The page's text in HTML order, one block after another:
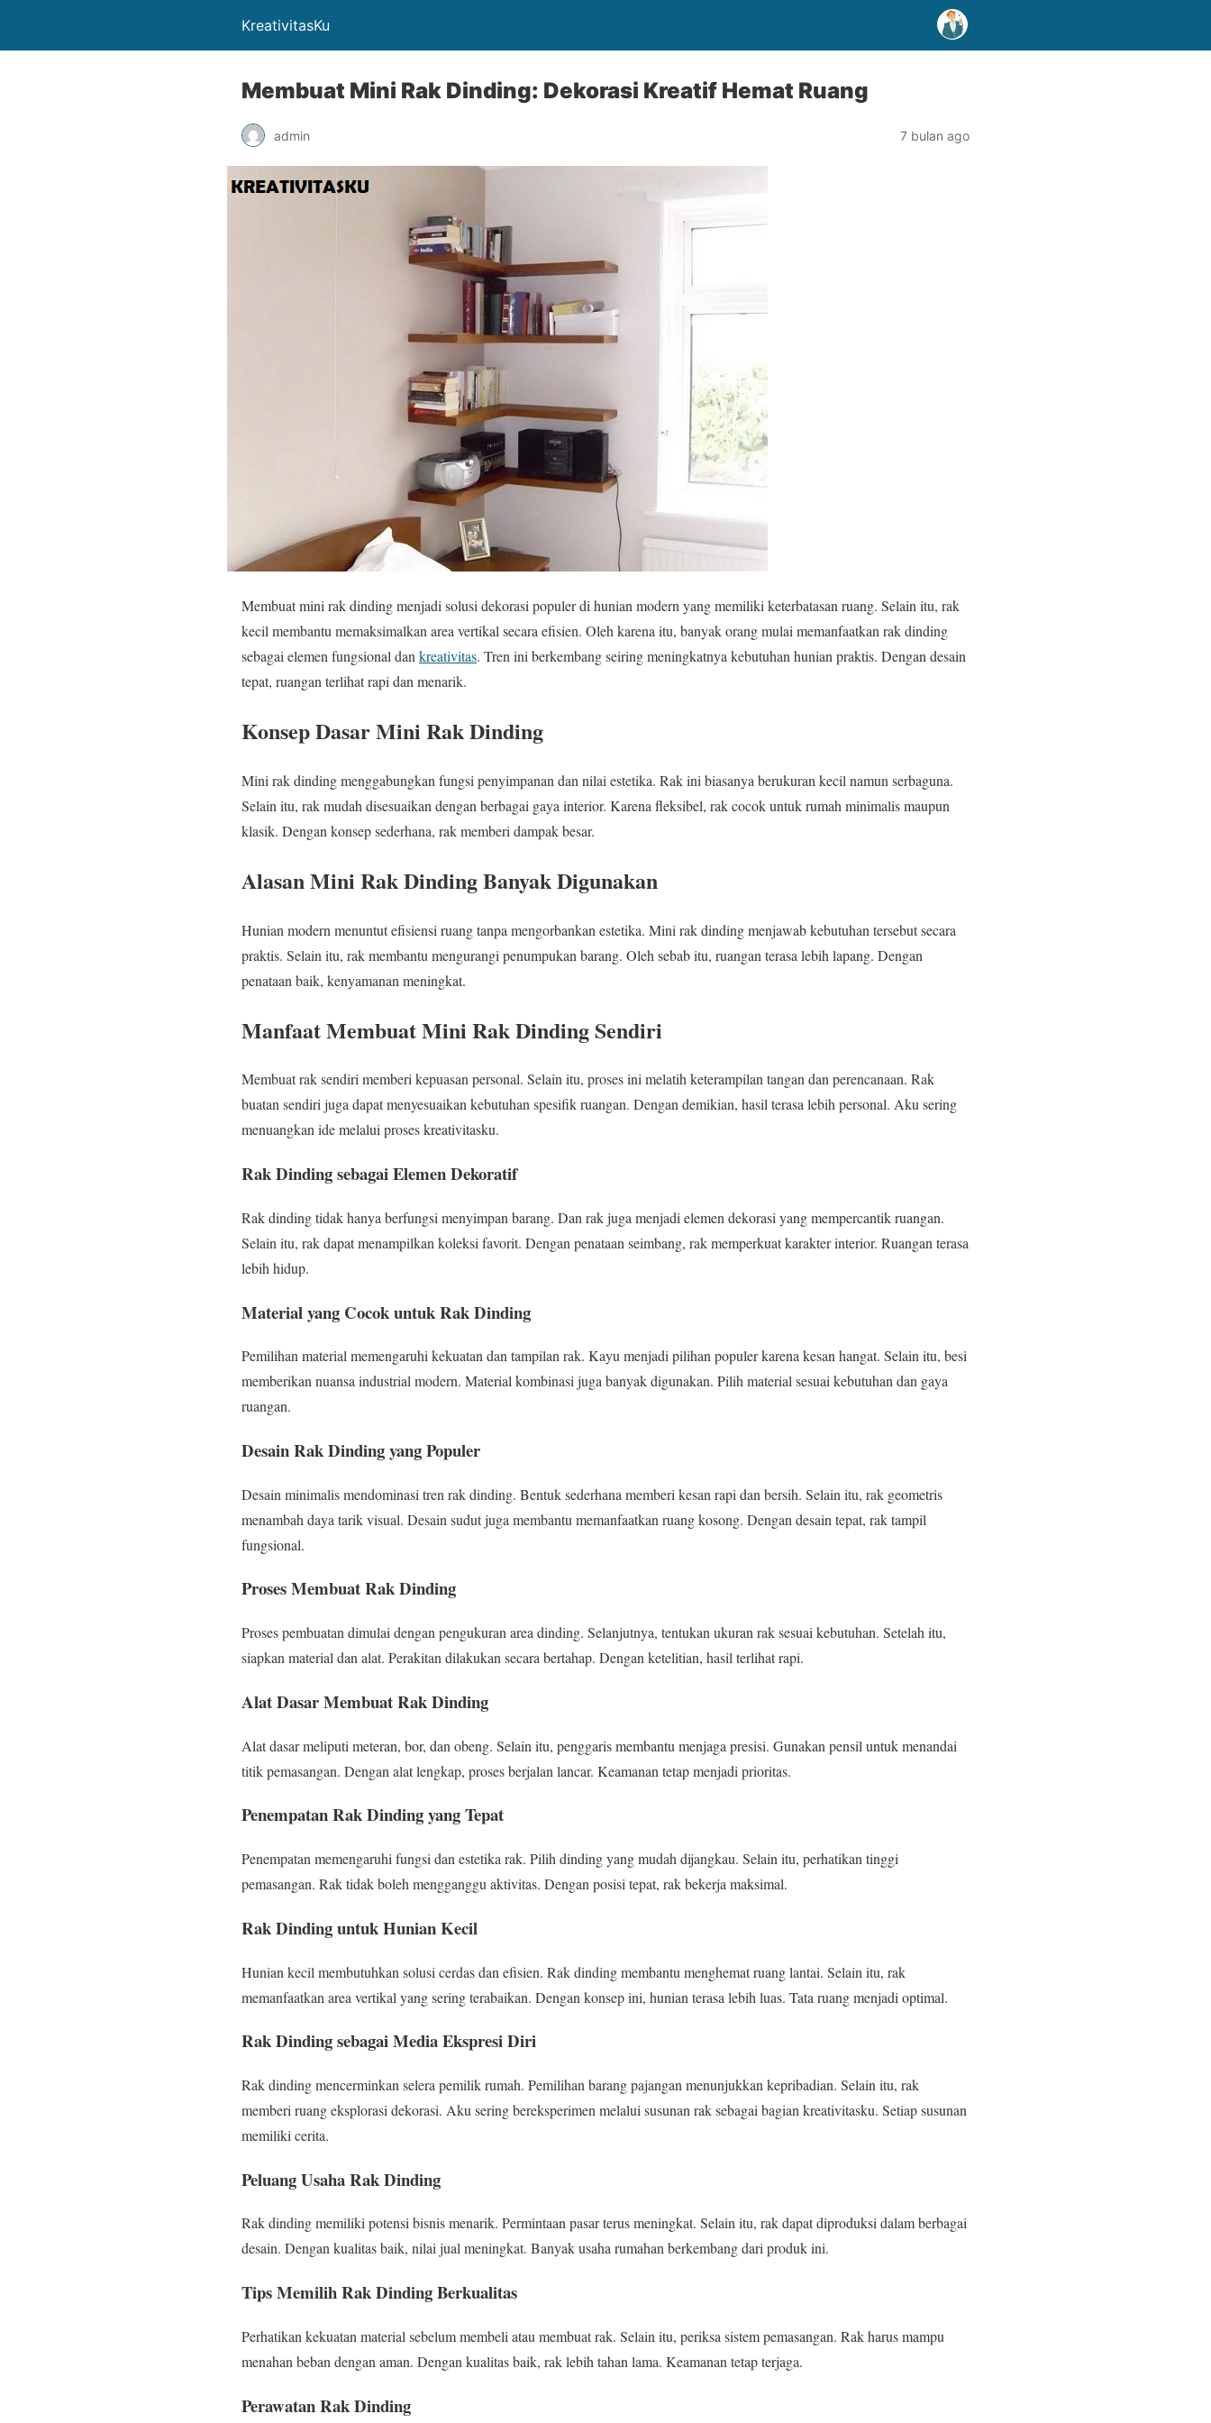
KreativitasKu
Membuat Mini Rak Dinding: Dekorasi Kreatif Hemat Ruang
admin 7 bulan ago
Membuat mini rak dinding menjadi solusi dekorasi populer di hunian modern yang memiliki keterbatasan ruang. Selain itu, rak
kecil membantu memaksimalkan area vertikal secara efisien. Oleh karena itu, banyak orang mulai memanfaatkan rak dinding
sebagai elemen fungsional dan kreativitas. Tren ini berkembang seiring meningkatnya kebutuhan hunian praktis. Dengan desain
tepat, ruangan terlihat rapi dan menarik.
Konsep Dasar Mini Rak Dinding
Mini rak dinding menggabungkan fungsi penyimpanan dan nilai estetika. Rak ini biasanya berukuran kecil namun serbaguna.
Selain itu, rak mudah disesuaikan dengan berbagai gaya interior. Karena fleksibel, rak cocok untuk rumah minimalis maupun
klasik. Dengan konsep sederhana, rak memberi dampak besar.
Alasan Mini Rak Dinding Banyak Digunakan
Hunian modern menuntut efisiensi ruang tanpa mengorbankan estetika. Mini rak dinding menjawab kebutuhan tersebut secara
praktis. Selain itu, rak membantu mengurangi penumpukan barang. Oleh sebab itu, ruangan terasa lebih lapang. Dengan
penataan baik, kenyamanan meningkat.
Manfaat Membuat Mini Rak Dinding Sendiri
Membuat rak sendiri memberi kepuasan personal. Selain itu, proses ini melatih keterampilan tangan dan perencanaan. Rak
buatan sendiri juga dapat menyesuaikan kebutuhan spesifik ruangan. Dengan demikian, hasil terasa lebih personal. Aku sering
menuangkan ide melalui proses kreativitasku.
Rak Dinding sebagai Elemen Dekoratif
Rak dinding tidak hanya berfungsi menyimpan barang. Dan rak juga menjadi elemen dekorasi yang mempercantik ruangan.
Selain itu, rak dapat menampilkan koleksi favorit. Dengan penataan seimbang, rak memperkuat karakter interior. Ruangan terasa
lebih hidup.
Material yang Cocok untuk Rak Dinding
Pemilihan material memengaruhi kekuatan dan tampilan rak. Kayu menjadi pilihan populer karena kesan hangat. Selain itu, besi
memberikan nuansa industrial modern. Material kombinasi juga banyak digunakan. Pilih material sesuai kebutuhan dan gaya
ruangan.
Desain Rak Dinding yang Populer
Desain minimalis mendominasi tren rak dinding. Bentuk sederhana memberi kesan rapi dan bersih. Selain itu, rak geometris
menambah daya tarik visual. Desain sudut juga membantu memanfaatkan ruang kosong. Dengan desain tepat, rak tampil
fungsional.
Proses Membuat Rak Dinding
Proses pembuatan dimulai dengan pengukuran area dinding. Selanjutnya, tentukan ukuran rak sesuai kebutuhan. Setelah itu,
siapkan material dan alat. Perakitan dilakukan secara bertahap. Dengan ketelitian, hasil terlihat rapi.
Alat Dasar Membuat Rak Dinding
Alat dasar meliputi meteran, bor, dan obeng. Selain itu, penggaris membantu menjaga presisi. Gunakan pensil untuk menandai
titik pemasangan. Dengan alat lengkap, proses berjalan lancar. Keamanan tetap menjadi prioritas.
Penempatan Rak Dinding yang Tepat
Penempatan memengaruhi fungsi dan estetika rak. Pilih dinding yang mudah dijangkau. Selain itu, perhatikan tinggi
pemasangan. Rak tidak boleh mengganggu aktivitas. Dengan posisi tepat, rak bekerja maksimal.
Rak Dinding untuk Hunian Kecil
Hunian kecil membutuhkan solusi cerdas dan efisien. Rak dinding membantu menghemat ruang lantai. Selain itu, rak
memanfaatkan area vertikal yang sering terabaikan. Dengan konsep ini, hunian terasa lebih luas. Tata ruang menjadi optimal.
Rak Dinding sebagai Media Ekspresi Diri
Rak dinding mencerminkan selera pemilik rumah. Pemilihan barang pajangan menunjukkan kepribadian. Selain itu, rak
memberi ruang eksplorasi dekorasi. Aku sering bereksperimen melalui susunan rak sebagai bagian kreativitasku. Setiap susunan
memiliki cerita.
Peluang Usaha Rak Dinding
Rak dinding memiliki potensi bisnis menarik. Permintaan pasar terus meningkat. Selain itu, rak dapat diproduksi dalam berbagai
desain. Dengan kualitas baik, nilai jual meningkat. Banyak usaha rumahan berkembang dari produk ini.
Tips Memilih Rak Dinding Berkualitas
Perhatikan kekuatan material sebelum membeli atau membuat rak. Selain itu, periksa sistem pemasangan. Rak harus mampu
menahan beban dengan aman. Dengan kualitas baik, rak lebih tahan lama. Keamanan tetap terjaga.
Perawatan Rak Dinding